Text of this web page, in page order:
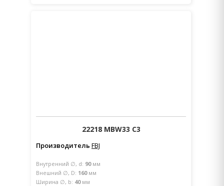
22218 MBW33 C3
Производитель FBJ
Внутренний ∅, d: 90мм
Внешний ∅, D: 160мм
Ширина ∅, b: 40мм